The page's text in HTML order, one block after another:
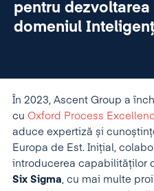
pentru
domeniul
În 2023, Ascent Group a
cu Oxford Process
aduce expertiză și
Europa de Est. Inițial,
introducerea capabilităților
Six Sigma, cu mai multe